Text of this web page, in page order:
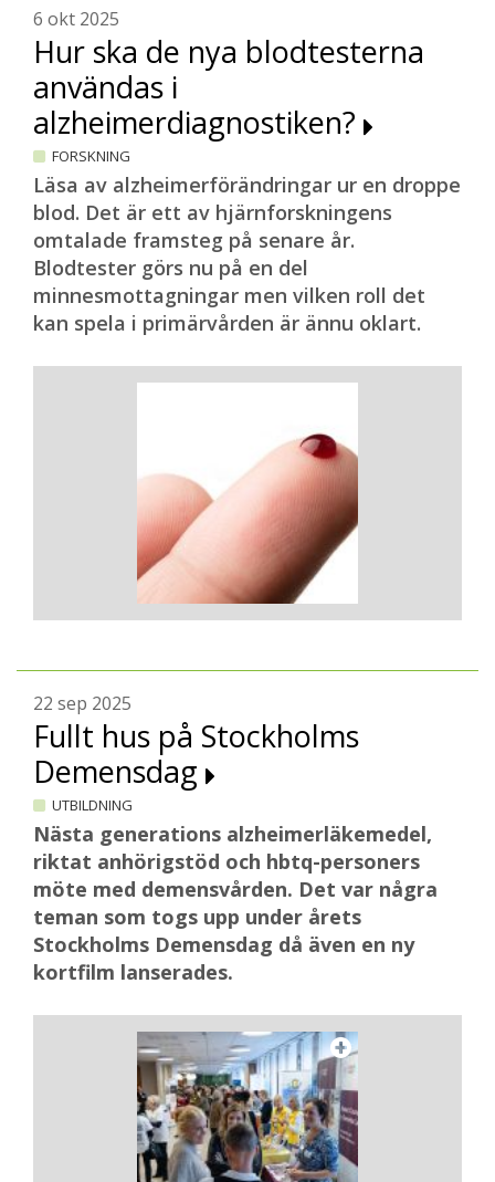
6 okt 2025
Hur ska de nya blodtesterna
användas i
alzheimerdiagnostiken?
FORSKNING
Läsa av alzheimerförändringar ur en droppe
blod. Det är ett av hjärnforskningens
omtalade framsteg på senare år.
Blodtester görs nu på en del
minnesmottagningar men vilken roll det
kan spela i primärvården är ännu oklart.
22 sep 2025
Fullt hus på Stockholms
Demensdag
UTBILDNING
Nästa generations alzheimerläkemedel,
riktat anhörigstöd och hbtq-personers
möte med demensvården. Det var några
teman som togs upp under årets
Stockholms Demensdag då även en ny
kortfilm lanserades.